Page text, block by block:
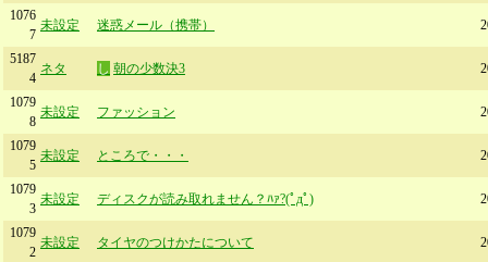
1076
7
未設定 迷惑メール（携帯）
5187
4
ネタ し 朝の少数決3
1079
8
未設定 ファッション
1079
5
未設定 ところで・・・
1079
3
未設定 ディスクが読み取れません？ﾊｧ?(ﾟдﾟ)
1079
2
未設定 タイヤのつけかたについて